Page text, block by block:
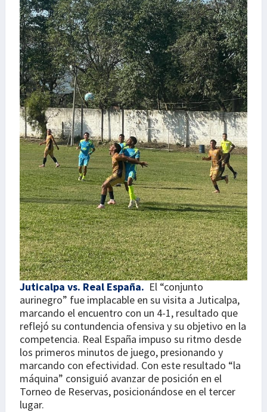
Juticalpa vs. Real España. El “conjunto
aurinegro” fue implacable en su visita a Juticalpa,
marcando el encuentro con un 4-1, resultado que
reflejó su contundencia ofensiva y su objetivo en la
competencia. Real España impuso su ritmo desde
los primeros minutos de juego, presionando y
marcando con efectividad. Con este resultado “la
máquina” consiguió avanzar de posición en el
Torneo de Reservas, posicionándose en el tercer
lugar.